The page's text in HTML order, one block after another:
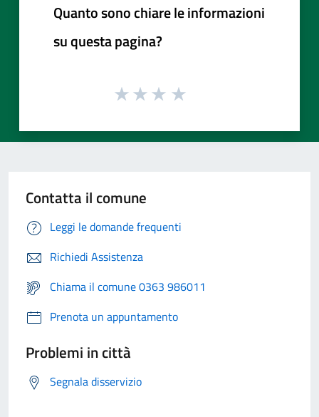
Quanto sono chiare le informazioni
su questa pagina?
Contatta il comune
Leggi le domande frequenti
Richiedi Assistenza
Chiama il comune 0363 986011
Prenota un appuntamento
Problemi in città
Segnala disservizio